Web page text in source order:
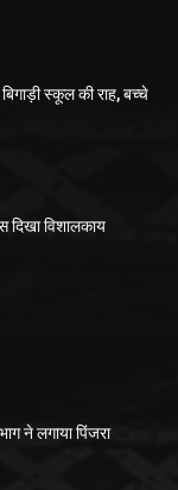
स्कूल की राह, बच्चे
दिखा विशालकाय
ने लगाया पिंजरा